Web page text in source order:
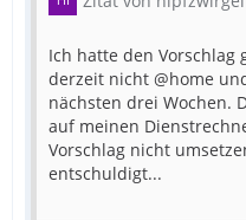
Ich hatte den Vorschlag
derzeit nicht @home
nächsten drei Wochen.
auf meinen
Vorschlag nicht
entschuldigt...